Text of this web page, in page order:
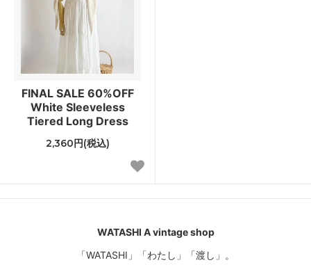
FINAL SALE 60%OFF
White Sleeveless
Tiered Long Dress
2,360円(税込)
WATASHI A vintage shop
「WATASHI」「わたし」「渡し」。